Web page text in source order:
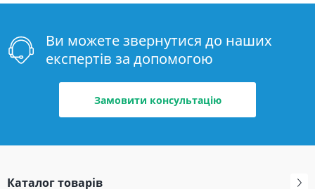
Ви можете звернутися до наших
експертів за допомогою
Замовити консультацію
Каталог товарів